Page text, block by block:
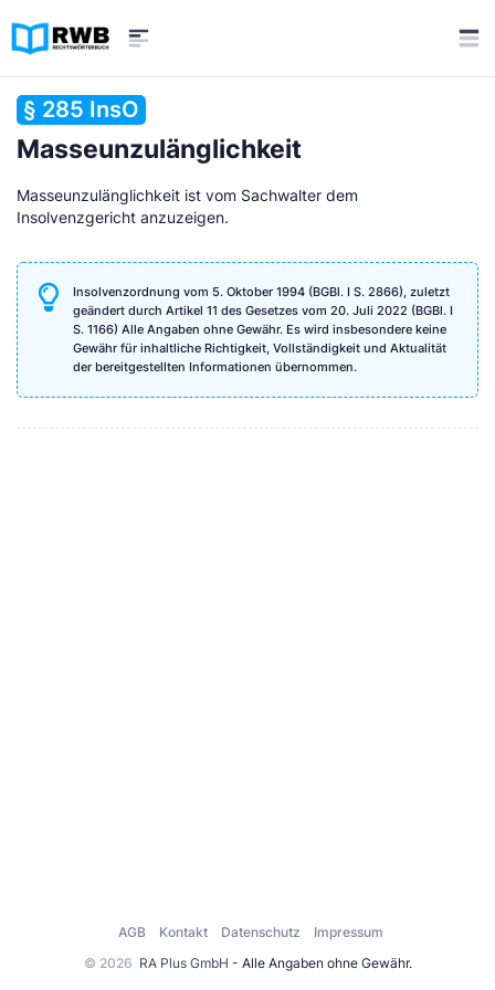
§ 285 InsO
Masseunzulänglichkeit
Masseunzulänglichkeit ist vom Sachwalter dem
Insolvenzgericht anzuzeigen.
Insolvenzordnung vom 5. Oktober 1994 (BGBl. I S. 2866), zuletzt
geändert durch Artikel 11 des Gesetzes vom 20. Juli 2022 (BGBl. I
S. 1166) Alle Angaben ohne Gewähr. Es wird insbesondere keine
Gewähr für inhaltliche Richtigkeit, Vollständigkeit und Aktualität
der bereitgestellten Informationen übernommen.
© 2026 RA Plus GmbH - Alle Angaben ohne Gewähr.
AGB Kontakt Datenschutz Impressum